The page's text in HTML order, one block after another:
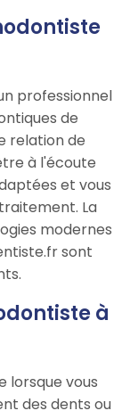
professionnel
de
relation de
à l'écoute
et vous
La
modernes
sont
à
lorsque vous
des dents ou